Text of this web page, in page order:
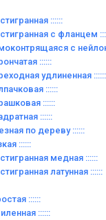
::::::
с фланцем
с
::::::
удлиненная ::::::
::::::
::::::
::::::
по дереву ::::::
::::::
медная ::::::
латунная ::::::
::::::
::::::